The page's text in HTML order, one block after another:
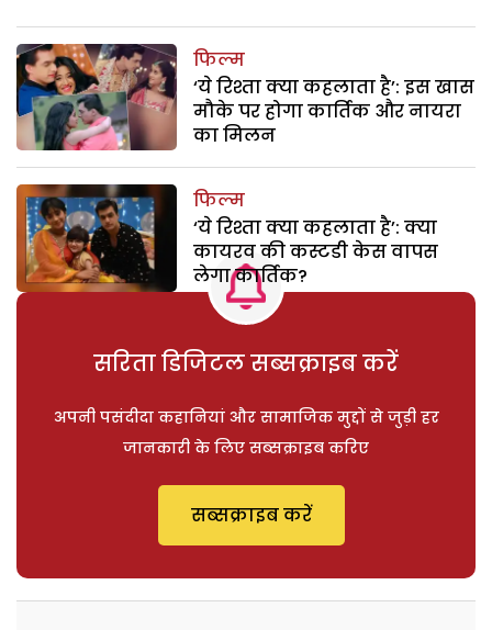
फिल्म
‘ये रिश्ता क्या कहलाता है’: इस खास
मौके पर होगा कार्तिक और नायरा
का मिलन
फिल्म
‘ये रिश्ता क्या कहलाता है’: क्या
कायरव की कस्टडी केस वापस
लेगा कार्तिक?
सरिता डिजिटल सब्सक्राइब करें
अपनी पसंदीदा कहानियां और सामाजिक मुद्दों से जुड़ी हर
जानकारी के लिए सब्सक्राइब करिए
सब्सक्राइब करें